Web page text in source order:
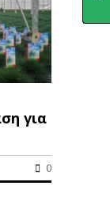
για
0